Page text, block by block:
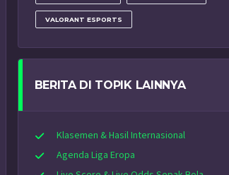
VALORANT ESPORTS
BERITA DI TOPIK LAINNYA
Klasemen & Hasil Internasional
Agenda Liga Eropa